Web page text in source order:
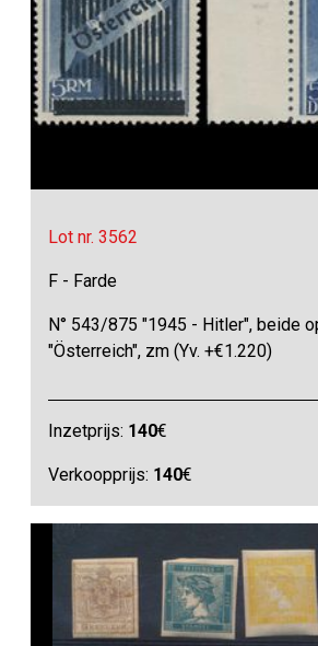
Lot nr. 3562
F - Farde
N° 543/875 "1945 - Hitler", beide
"Österreich", zm (Yv. +€1.220)
Inzetprijs: 140€
Verkoopprijs: 140€